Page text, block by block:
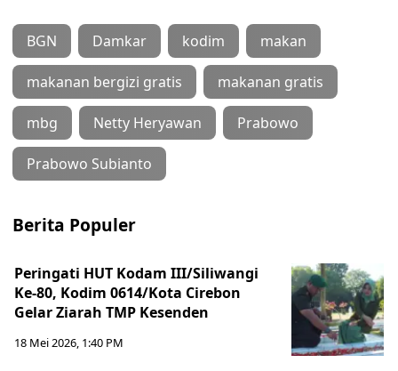
BGN Damkar kodim makan
makanan bergizi gratis makanan gratis
mbg Netty Heryawan Prabowo
Prabowo Subianto
Berita Populer
Peringati HUT Kodam III/Siliwangi
Ke-80, Kodim 0614/Kota Cirebon
Gelar Ziarah TMP Kesenden
18 Mei 2026, 1:40 PM